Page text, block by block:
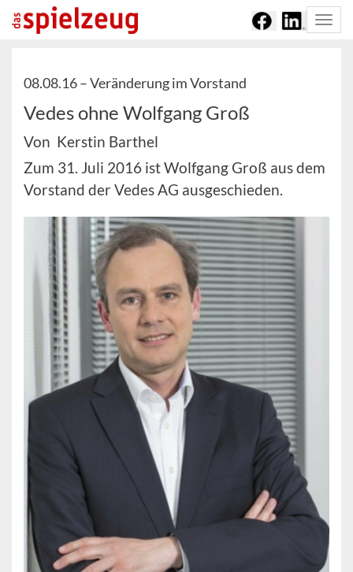
08.08.16 –Veränderung im Vorstand
Vedes ohne Wolfgang Groß
Von Kerstin Barthel
Zum 31. Juli 2016 ist Wolfgang Groß aus dem
Vorstand der Vedes AG ausgeschieden.